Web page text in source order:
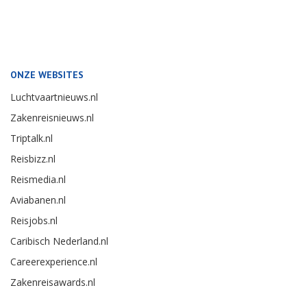
ONZE WEBSITES
Luchtvaartnieuws.nl
Zakenreisnieuws.nl
Triptalk.nl
Reisbizz.nl
Reismedia.nl
Aviabanen.nl
Reisjobs.nl
Caribisch Nederland.nl
Careerexperience.nl
Zakenreisawards.nl